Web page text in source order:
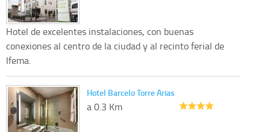
Hotel de excelentes instalaciones, con buenas
conexiones al centro de la ciudad y al recinto ferial de
Ifema.
Hotel Barcelo Torre Arias
a 0.3 Km